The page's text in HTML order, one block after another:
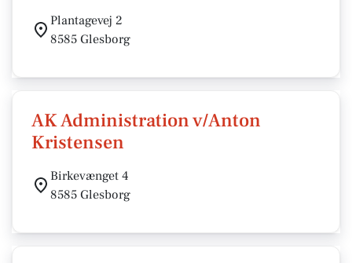
Plantagevej 2
8585 Glesborg
AK Administration v/Anton
Kristensen
Birkevænget 4
8585 Glesborg